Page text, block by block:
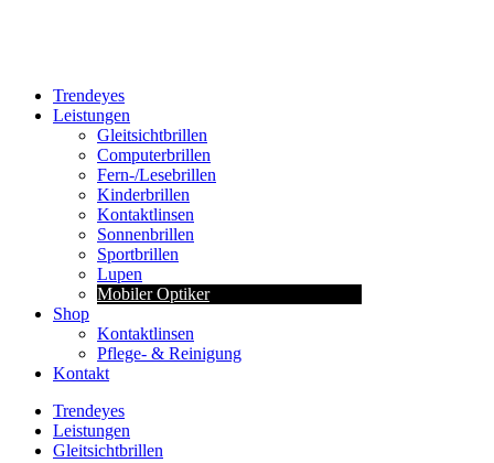
Trendeyes
Leistungen
Gleitsichtbrillen
Computerbrillen
Fern-/Lesebrillen
Kinderbrillen
Kontaktlinsen
Sonnenbrillen
Sportbrillen
Lupen
Mobiler Optiker
Shop
Kontaktlinsen
Pflege- & Reinigung
Kontakt
Trendeyes
Leistungen
Gleitsichtbrillen